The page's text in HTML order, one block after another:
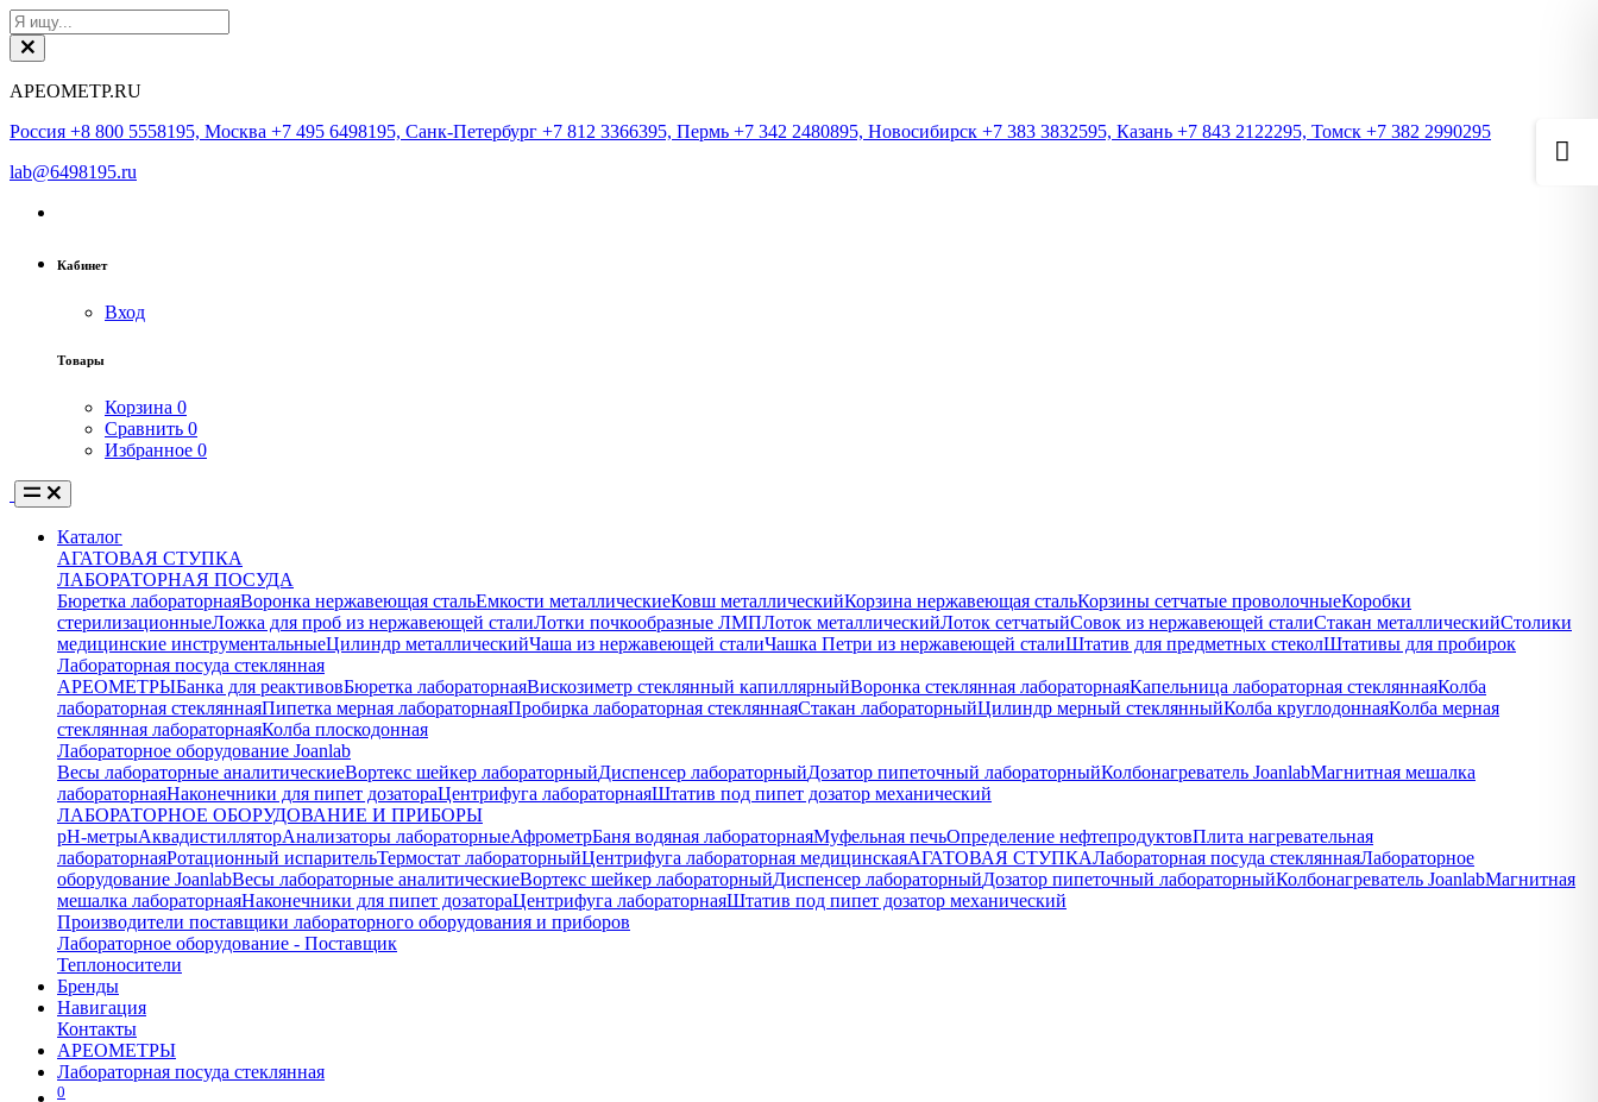
АРЕОМЕТР.RU
Россия +8 800 5558195, Москва +7 495 6498195, Санк-Петербург +7 812 3366395, Пермь +7 342 2480895, Новосибирск +7 383 3832595, Казань +7 843 2122295, Томск +7 382 2990295
lab@6498195.ru
Кабинет
Вход
Товары
Корзина 0
Сравнить 0
Избранное 0
Каталог
АГАТОВАЯ СТУПКА
ЛАБОРАТОРНАЯ ПОСУДА
Бюретка лабораторнаяВоронка нержавеющая стальЕмкости металлическиеКовш металлическийКорзина нержавеющая стальКорзины сетчатые проволочныеКоробки
стерилизационныеЛожка для проб из нержавеющей сталиЛотки почкообразные ЛМПЛоток металлическийЛоток сетчатыйСовок из нержавеющей сталиСтакан металлическийСтолики
медицинские инструментальныеЦилиндр металлическийЧаша из нержавеющей сталиЧашка Петри из нержавеющей сталиШтатив для предметных стеколШтативы для пробирок
Лабораторная посуда стеклянная
АРЕОМЕТРЫБанка для реактивовБюретка лабораторнаяВискозиметр стеклянный капиллярныйВоронка стеклянная лабораторнаяКапельница лабораторная стекляннаяКолба
лабораторная стекляннаяПипетка мерная лабораторнаяПробирка лабораторная стекляннаяСтакан лабораторныйЦилиндр мерный стеклянныйКолба круглодоннаяКолба мерная
стеклянная лабораторнаяКолба плоскодонная
Лабораторное оборудование Joanlab
Весы лабораторные аналитическиеВортекс шейкер лабораторныйДиспенсер лабораторныйДозатор пипеточный лабораторныйКолбонагреватель JoanlabМагнитная мешалка
лабораторнаяНаконечники для пипет дозатораЦентрифуга лабораторнаяШтатив под пипет дозатор механический
ЛАБОРАТОРНОЕ ОБОРУДОВАНИЕ И ПРИБОРЫ
pH-метрыАквадистилляторАнализаторы лабораторныеАфрометрБаня водяная лабораторнаяМуфельная печьОпределение нефтепродуктовПлита нагревательная
лабораторнаяРотационный испарительТермостат лабораторныйЦентрифуга лабораторная медицинскаяАГАТОВАЯ СТУПКАЛабораторная посуда стекляннаяЛабораторное
оборудование JoanlabВесы лабораторные аналитическиеВортекс шейкер лабораторныйДиспенсер лабораторныйДозатор пипеточный лабораторныйКолбонагреватель JoanlabМагнитная
мешалка лабораторнаяНаконечники для пипет дозатораЦентрифуга лабораторнаяШтатив под пипет дозатор механический
Производители поставщики лабораторного оборудования и приборов
Лабораторное оборудование - Поставщик
Теплоносители
Бренды
Навигация
Контакты
АРЕОМЕТРЫ
Лабораторная посуда стеклянная
0